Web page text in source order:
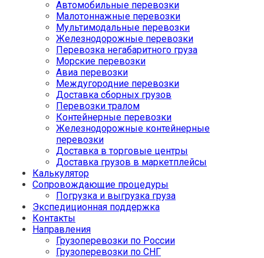
Автомобильные перевозки
Малотоннажные перевозки
Мультимодальные перевозки
Железнодорожные перевозки
Перевозка негабаритного груза
Морские перевозки
Авиа перевозки
Междугородние перевозки
Доставка сборных грузов
Перевозки тралом
Контейнерные перевозки
Железнодорожные контейнерные
перевозки
Доставка в торговые центры
Доставка грузов в маркетплейсы
Калькулятор
Сопровождающие процедуры
Погрузка и выгрузка груза
Экспедиционная поддержка
Контакты
Направления
Грузоперевозки по России
Грузоперевозки по СНГ